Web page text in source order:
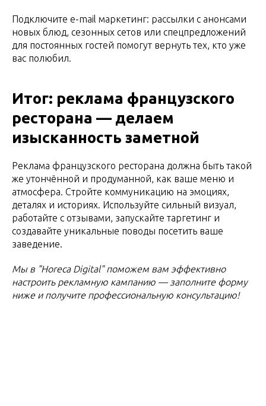
Подключите e-mail маркетинг: рассылки с анонсами
новых блюд, сезонных сетов или спецпредложений
для постоянных гостей помогут вернуть тех, кто уже
вас полюбил.
Итог: реклама французского
ресторана — делаем
изысканность заметной
Реклама французского ресторана должна быть такой
же утончённой и продуманной, как ваше меню и
атмосфера. Стройте коммуникацию на эмоциях,
деталях и историях. Используйте сильный визуал,
работайте с отзывами, запускайте таргетинг и
создавайте уникальные поводы посетить ваше
заведение.
Мы в "Horeca Digital" поможем вам эффективно
настроить рекламную кампанию — заполните форму
ниже и получите профессиональную консультацию!